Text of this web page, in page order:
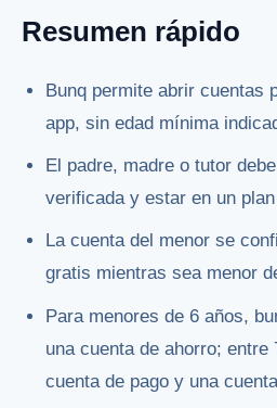
Resumen rápido
Bunq permite abrir cuentas
app, sin edad mínima
El padre, madre o tutor
verificada y estar en un
La cuenta del menor se
gratis mientras sea menor
Para menores de 6 años,
una cuenta de ahorro; entre
cuenta de pago y una